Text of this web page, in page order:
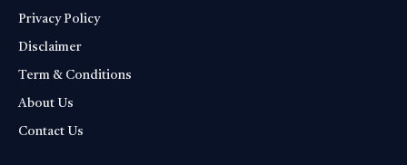
Privacy Policy
Disclaimer
Term & Conditions
About Us
Contact Us